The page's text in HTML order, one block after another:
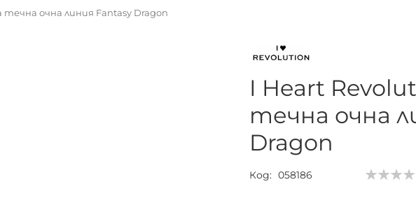
течна очна линия Fantasy Dragon
I Heart
течна очна
Dragon
Код 058186